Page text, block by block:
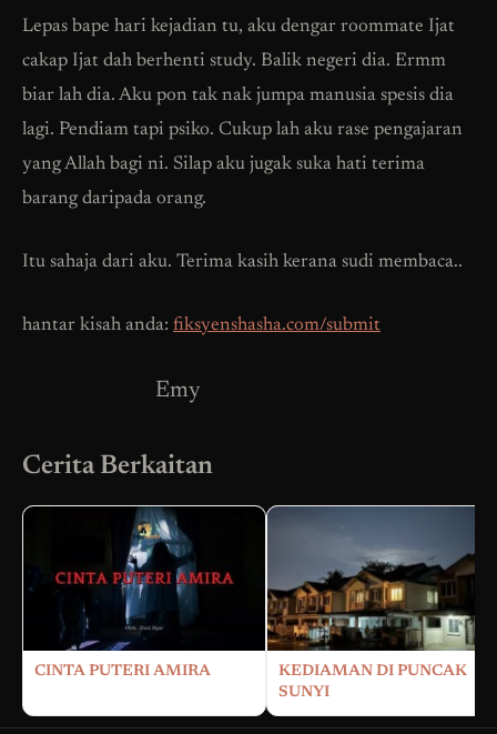
Lepas bape hari kejadian tu, aku dengar roommate Ijat
cakap Ijat dah berhenti study. Balik negeri dia. Ermm
biar lah dia. Aku pon tak nak jumpa manusia spesis dia
lagi. Pendiam tapi psiko. Cukup lah aku rase pengajaran
yang Allah bagi ni. Silap aku jugak suka hati terima
barang daripada orang.
Itu sahaja dari aku. Terima kasih kerana sudi membaca..
hantar kisah anda: fiksyenshasha.com/submit
Emy
Cerita Berkaitan
CINTA PUTERI AMIRA
KEDIAMAN DI PUNCAK
SUNYI